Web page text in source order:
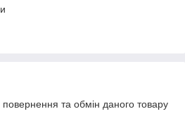
та обмін даного товару